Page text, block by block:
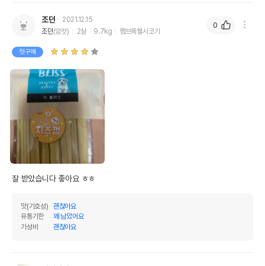
상세 정보
소가죽,치즈,곡류전분,락토바실러스애시도필러
바실러스람노서스,D-소르비톨,락토바실러스플
포장상태 지퍼백
제품 타입
권장 연령
* 브랜드사에서 제공한 정보로 모든 책임은 브랜드사에 있습니다.
상품 필수 정보
품명 및 모델명
조던
2021.12.15
조던(암컷) 2살 9.7kg 펨브록웰시코기
첫구매
잘 받았습니다 좋아요 ㅎㅎ
맛(기호성)
괜찮아요
유통기한
꽤 남았어요
가성비
괜찮아요
0